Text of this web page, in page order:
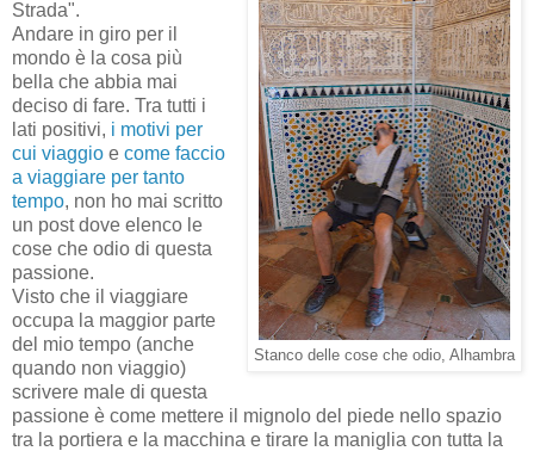
Stanco delle cose che odio, Alhambra
Strada".
Andare in giro per il
mondo è la cosa più
bella che abbia mai
deciso di fare. Tra tutti i
lati positivi, i motivi per
cui viaggio e come faccio
a viaggiare per tanto
tempo, non ho mai scritto
un post dove elenco le
cose che odio di questa
passione.
Visto che il viaggiare
occupa la maggior parte
del mio tempo (anche
quando non viaggio)
scrivere male di questa
passione è come mettere il mignolo del piede nello spazio
tra la portiera e la macchina e tirare la maniglia con tutta la